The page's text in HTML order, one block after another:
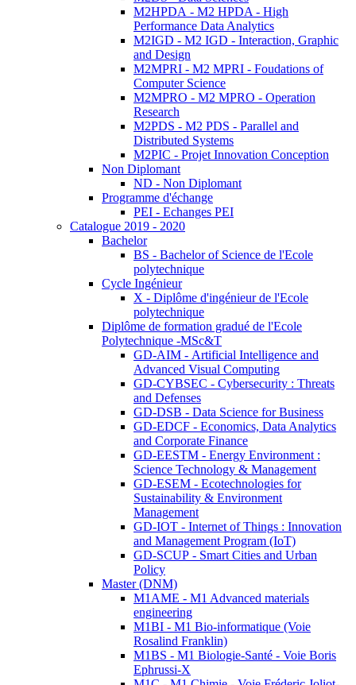
M2HPDA - M2 HPDA - High
Performance Data Analytics
M2IGD - M2 IGD - Interaction, Graphic
and Design
M2MPRI - M2 MPRI - Foudations of
Computer Science
M2MPRO - M2 MPRO - Operation
Research
M2PDS - M2 PDS - Parallel and
Distributed Systems
M2PIC - Projet Innovation Conception
Non Diplomant
ND - Non Diplomant
Programme d'échange
PEI - Echanges PEI
Catalogue 2019 - 2020
Bachelor
BS - Bachelor of Science de l'Ecole
polytechnique
Cycle Ingénieur
X - Diplôme d'ingénieur de l'Ecole
polytechnique
Diplôme de formation gradué de l'Ecole
Polytechnique -MSc&T
GD-AIM - Artificial Intelligence and
Advanced Visual Computing
GD-CYBSEC - Cybersecurity : Threats
and Defenses
GD-DSB - Data Science for Business
GD-EDCF - Economics, Data Analytics
and Corporate Finance
GD-EESTM - Energy Environment :
Science Technology & Management
GD-ESEM - Ecotechnologies for
Sustainability & Environment
Management
GD-IOT - Internet of Things : Innovation
and Management Program (IoT)
GD-SCUP - Smart Cities and Urban
Policy
Master (DNM)
M1AME - M1 Advanced materials
engineering
M1BI - M1 Bio-informatique (Voie
Rosalind Franklin)
M1BS - M1 Biologie-Santé - Voie Boris
Ephrussi-X